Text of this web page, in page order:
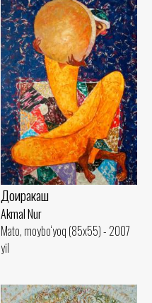
Доиракаш
Akmal Nur
Mato, moybo‘yoq (85x55) - 2007
yil